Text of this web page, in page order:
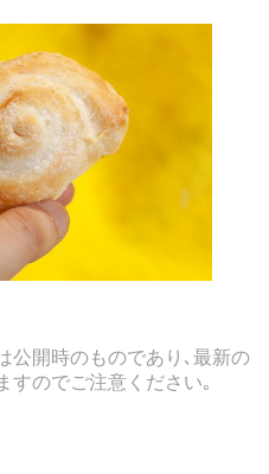
公開時のものであり､最新の
すのでご注意ください｡